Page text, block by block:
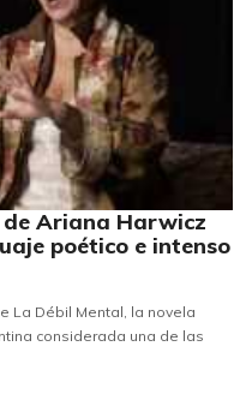
Ariana Harwicz
poético e intenso
La Débil Mental, la novela
considerada una de las